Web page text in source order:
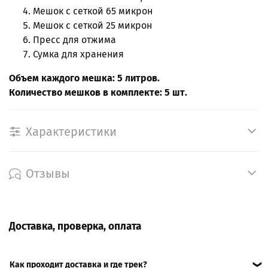
Мешок с сеткой 65 микрон
Мешок с сеткой 25 микрон
Пресс для отжима
Сумка для хранения
Объем каждого мешка: 5 литров.
Количество мешков в комплекте: 5 шт.
Характеристики
Отзывы
Доставка, проверка, оплата
Как проходит доставка и где трек?